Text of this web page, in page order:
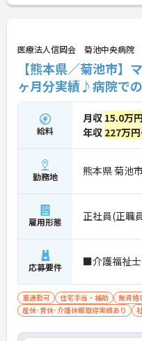
医療法人信岡会 菊池中央病院
【熊本県／菊池市】
ヶ月分実績♪病院で
給料
月収 15.0万
年収 227万
勤務地 熊本県 菊池
雇用形態 正社員(正職
応募要件 ■介護福祉
車通勤可 住宅手当・補助 無資格
産休･育休･介護休暇取得実績あり